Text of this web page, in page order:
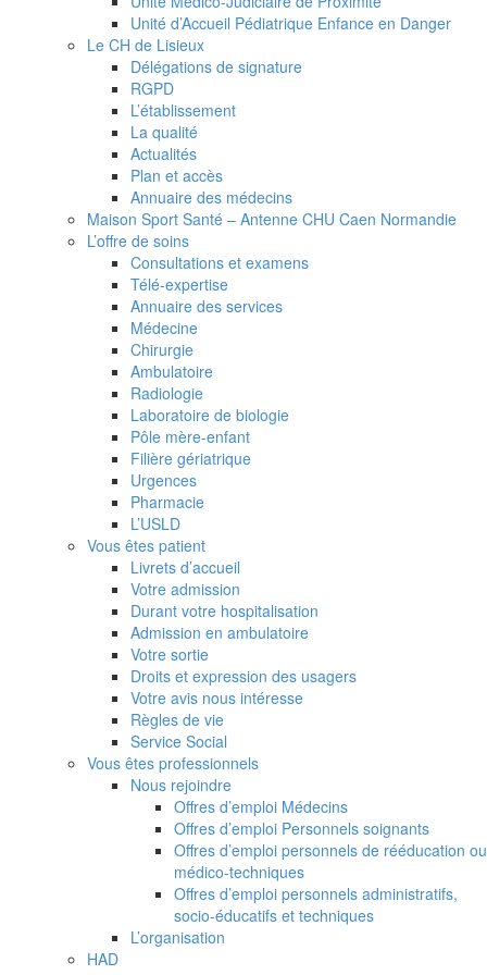
Unité d’Accueil Pédiatrique Enfance en Danger
Le CH de Lisieux
Délégations de signature
RGPD
L’établissement
La qualité
Actualités
Plan et accès
Annuaire des médecins
Maison Sport Santé – Antenne CHU Caen Normandie
L’offre de soins
Consultations et examens
Télé-expertise
Annuaire des services
Médecine
Chirurgie
Ambulatoire
Radiologie
Laboratoire de biologie
Pôle mère-enfant
Filière gériatrique
Urgences
Pharmacie
L’USLD
Vous êtes patient
Livrets d’accueil
Votre admission
Durant votre hospitalisation
Admission en ambulatoire
Votre sortie
Droits et expression des usagers
Votre avis nous intéresse
Règles de vie
Service Social
Vous êtes professionnels
Nous rejoindre
Offres d’emploi Médecins
Offres d’emploi Personnels soignants
Offres d’emploi personnels de rééducation ou
médico-techniques
Offres d’emploi personnels administratifs,
socio-éducatifs et techniques
L’organisation
HAD